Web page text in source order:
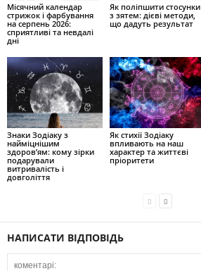
Місячний календар
стрижок і фарбування
на серпень 2026:
сприятливі та невдалі
дні
Як поліпшити стосунки
з зятем: дієві методи,
що дадуть результат
Знаки Зодіаку з
найміцнішим
здоров’ям: кому зірки
подарували
витривалість і
довголіття
Як стихії Зодіаку
впливають на наш
характер та життєві
пріоритети
НАПИСАТИ ВІДПОВІДЬ